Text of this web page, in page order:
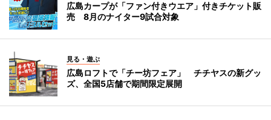
広島カープが「ファン付きウエア」付きチケット販
売 8月のナイター9試合対象
見る・遊ぶ
広島ロフトで「チー坊フェア」 チチヤスの新グッ
ズ、全国5店舗で期間限定展開